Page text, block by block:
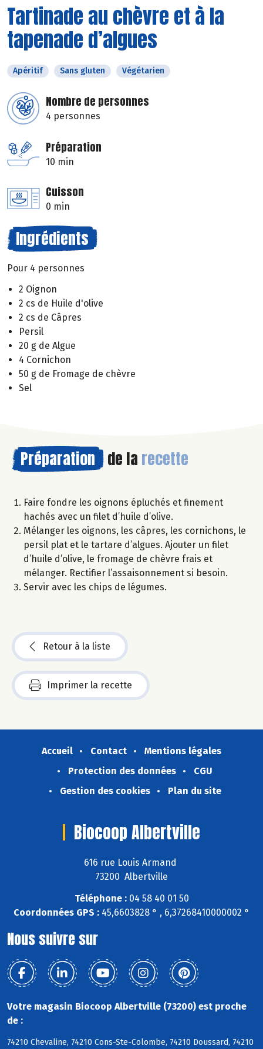
Tartinade au chèvre et à la
tapenade d’algues
Apéritif Sans gluten Végétarien
Nombre de personnes
4 personnes
Préparation
10 min
Cuisson
0 min
Ingrédients
Pour 4 personnes
2 Oignon
2 cs de Huile d'olive
2 cs de Câpres
Persil
20 g de Algue
4 Cornichon
50 g de Fromage de chèvre
Sel
Préparation de la recette
Faire fondre les oignons épluchés et finement
hachés avec un filet d’huile d’olive.
Mélanger les oignons, les câpres, les cornichons, le
persil plat et le tartare d’algues. Ajouter un filet
d’huile d’olive, le fromage de chèvre frais et
mélanger. Rectifier l’assaisonnement si besoin.
Servir avec les chips de légumes.
Retour à la liste
Imprimer la recette
Accueil Contact
Mentions légales
Protection des données
CGU
Gestion des cookies
Plan du site
Biocoop Albertville
616 rue Louis Armand
73200 Albertville
Téléphone :04 58 40 01 50
Coordonnées GPS : 45,6603828 ° , 6,37268410000002 °
Nous suivre sur
Votre magasin Biocoop Albertville (73200) est proche
de :
74210 Chevaline, 74210 Cons-Ste-Colombe, 74210 Doussard, 74210